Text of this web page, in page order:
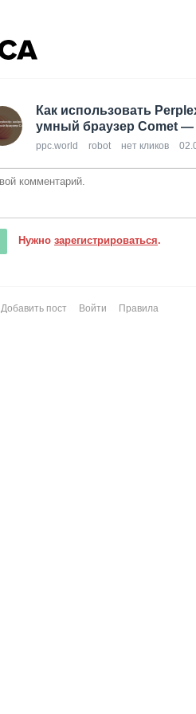
Как использовать
умный браузер Comet —
ppc.world robot нет кликов
Нужно зарегистрироваться.
Добавить пост Войти Правила